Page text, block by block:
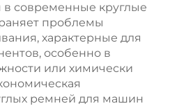
в современные круглые
проблемы
характерные для
особенно в
или химически
ремней для машин